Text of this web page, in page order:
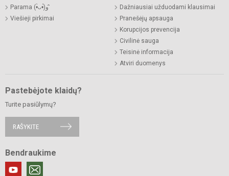
Parama (•̀ᴗ•́)و ̑̑
Viešieji pirkimai
Dažniausiai užduodami klausimai
Pranešėjų apsauga
Korupcijos prevencija
Civilinė sauga
Teisinė informacija
Atviri duomenys
Pastebėjote klaidų?
Turite pasiūlymų?
RAŠYKITE
Bendraukime